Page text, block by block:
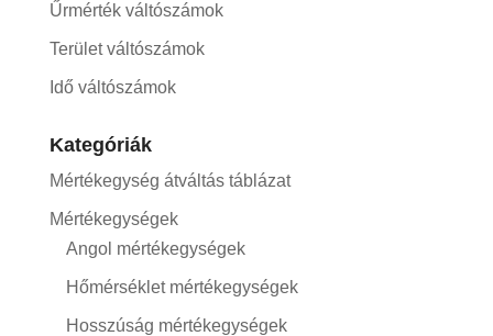
Űrmérték váltószámok
Terület váltószámok
Idő váltószámok
Kategóriák
Mértékegység átváltás táblázat
Mértékegységek
Angol mértékegységek
Hőmérséklet mértékegységek
Hosszúság mértékegységek